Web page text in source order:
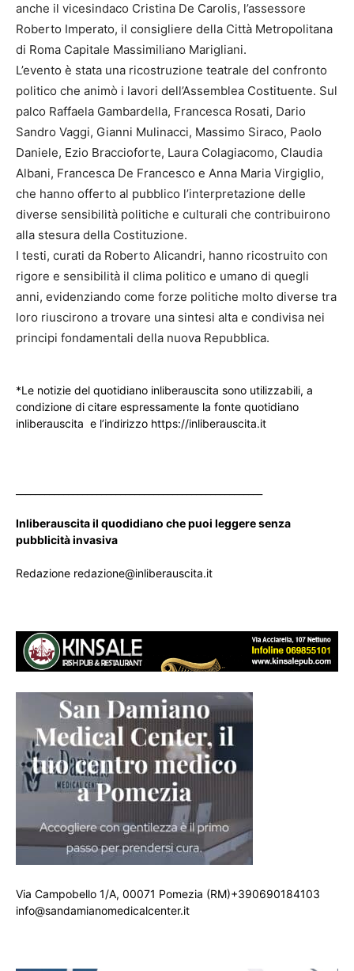
anche il vicesindaco Cristina De Carolis, l’assessore
Roberto Imperato, il consigliere della Città Metropolitana
di Roma Capitale Massimiliano Marigliani.
L’evento è stata una ricostruzione teatrale del confronto
politico che animò i lavori dell’Assemblea Costituente. Sul
palco Raffaela Gambardella, Francesca Rosati, Dario
Sandro Vaggi, Gianni Mulinacci, Massimo Siraco, Paolo
Daniele, Ezio Braccioforte, Laura Colagiacomo, Claudia
Albani, Francesca De Francesco e Anna Maria Virgiglio,
che hanno offerto al pubblico l’interpretazione delle
diverse sensibilità politiche e culturali che contribuirono
alla stesura della Costituzione.
I testi, curati da Roberto Alicandri, hanno ricostruito con
rigore e sensibilità il clima politico e umano di quegli
anni, evidenziando come forze politiche molto diverse tra
loro riuscirono a trovare una sintesi alta e condivisa nei
principi fondamentali della nuova Repubblica.
*Le notizie del quotidiano inliberauscita sono utilizzabili, a
condizione di citare espressamente la fonte quotidiano
inliberauscita e l’indirizzo https://inliberauscita.it
Inliberauscita il quodidiano che puoi leggere senza
pubblicità invasiva
Redazione redazione@inliberauscita.it
Via Campobello 1/A, 00071 Pomezia (RM)+390690184103
info@sandamianomedicalcenter.it